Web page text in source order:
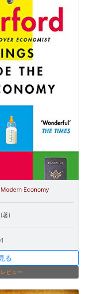
Economy
著)
る
ビュー